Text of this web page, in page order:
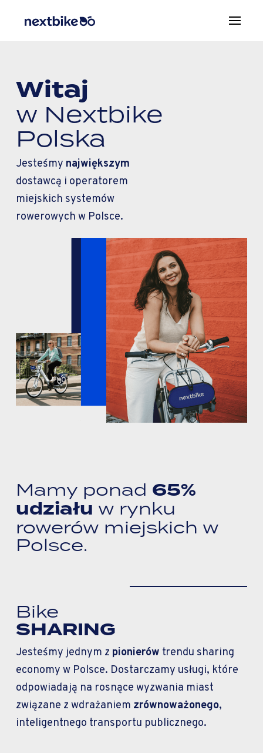
Witaj
w Nextbike
Polska
Jesteśmy największym
dostawcą i operatorem
miejskich systemów
rowerowych w Polsce.
Mamy ponad 65%
udziału w rynku
rowerów miejskich w
Polsce.
Bike
SHARING
Jesteśmy jednym z pionierów trendu sharing
economy w Polsce. Dostarczamy usługi, które
odpowiadają na rosnące wyzwania miast
związane z wdrażaniem zrównoważonego,
inteligentnego transportu publicznego.